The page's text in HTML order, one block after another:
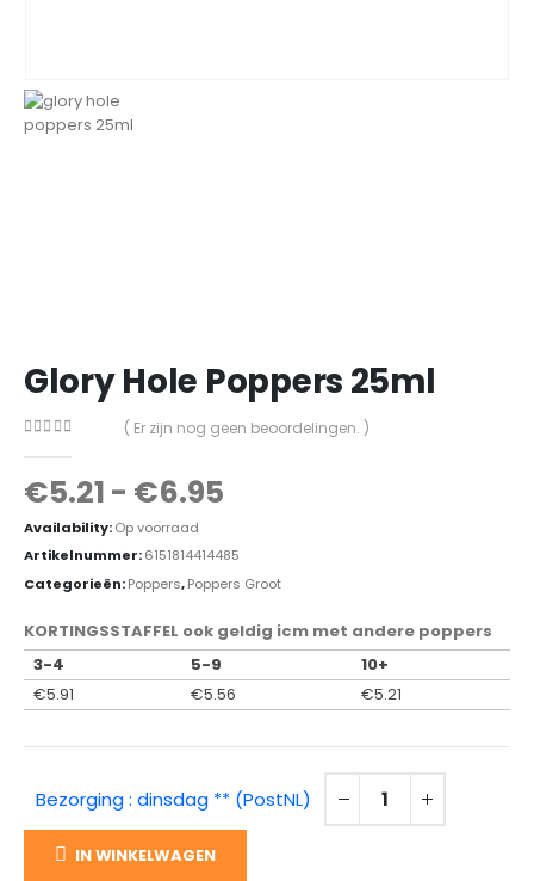
Glory Hole Poppers 25ml
( Er zijn nog geen beoordelingen. )
€5.21 - €6.95
Availability:Op voorraad
Artikelnummer:6151814414485
Categorieën:Poppers,Poppers Groot
KORTINGSSTAFFEL ook geldig icm met andere poppers
3-4
5-9
10+
€5.91 €5.56 €5.21
Bezorging : dinsdag ** (PostNL)
IN WINKELWAGEN